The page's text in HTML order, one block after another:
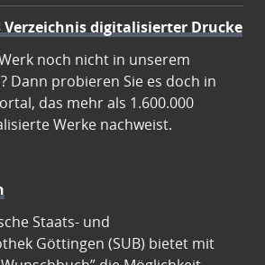
Verzeichnis digitalisierter Drucke
noch nicht in unserem
Dann probieren Sie es doch in
das mehr als 1.600.000
Werke nachweist.
Staats- und
Göttingen (SUB) bietet mit